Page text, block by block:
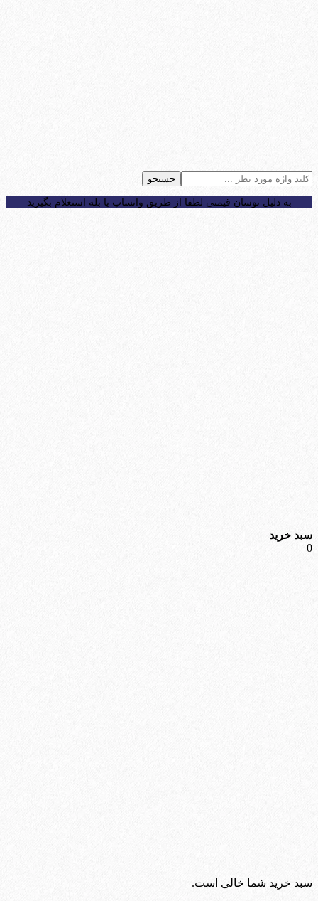
جستجو
به دلیل نوسان قیمتی لطفا از طریق واتساپ یا بله استعلام بگیرید
سبد خرید
0
سبد خرید شما خالی است.